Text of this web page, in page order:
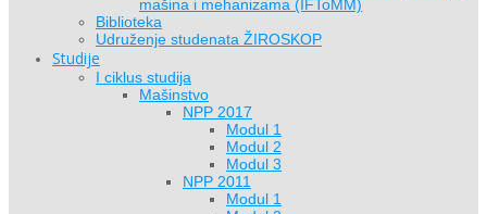
mašina i mehanizama (IFToMM)
Biblioteka
Udruženje studenata ŽIROSKOP
Studije
I ciklus studija
Mašinstvo
NPP 2017
Modul 1
Modul 2
Modul 3
NPP 2011
Modul 1